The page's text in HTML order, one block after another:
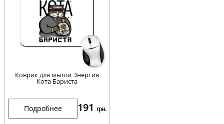
Коврик для мыши Энергия
Кота Бариста
Подробнее 191 грн.